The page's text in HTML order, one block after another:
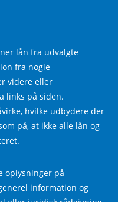
lån fra udvalgte
fra nogle
videre eller
links på siden.
hvilke udbydere der
på, at ikke alle lån og
oplysninger på
information og